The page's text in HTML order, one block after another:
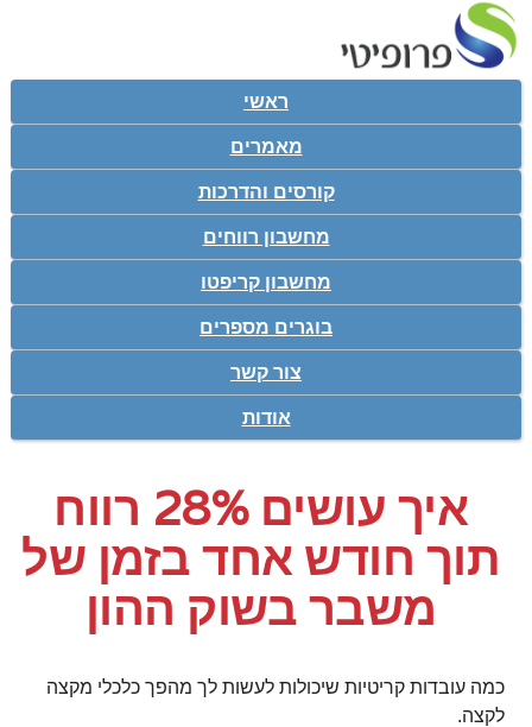
ראשי
מאמרים
קורסים והדרכות
מחשבון רווחים
מחשבון קריפטו
בוגרים מספרים
צור קשר
אודות
איך עושים 28% רווח
תוך חודש אחד בזמן של
משבר בשוק ההון
כמה עובדות קריטיות שיכולות לעשות לך מהפך כלכלי מקצה
לקצה.